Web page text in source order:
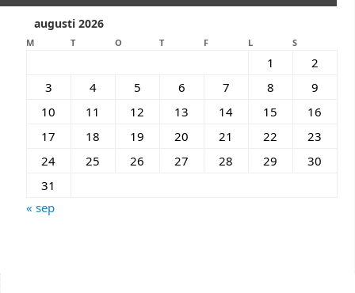
augusti 2026
M T O T F L S
« sep
1
2
3
4 5 6 7 8
9
10
11 12 13 14 15
16
17
18 19 20 21 22
23
24
25 26 27 28 29
30
31